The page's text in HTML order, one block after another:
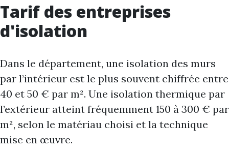
Tarif des entreprises
d'isolation
Dans le département, une isolation des murs
par l’intérieur est le plus souvent chiffrée entre
40 et 50 € par m². Une isolation thermique par
l’extérieur atteint fréquemment 150 à 300 € par
m², selon le matériau choisi et la technique
mise en œuvre.